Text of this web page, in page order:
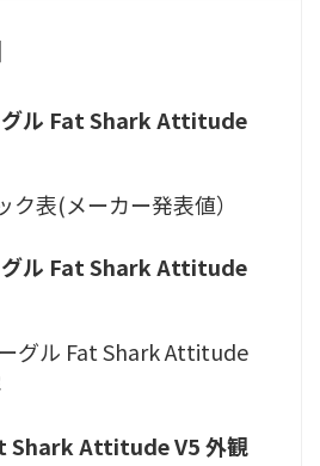
グル Fat Shark Attitude
ク表(メーカー発表値）
グル Fat Shark Attitude
グル Fat Shark Attitude
Shark Attitude V5 外観